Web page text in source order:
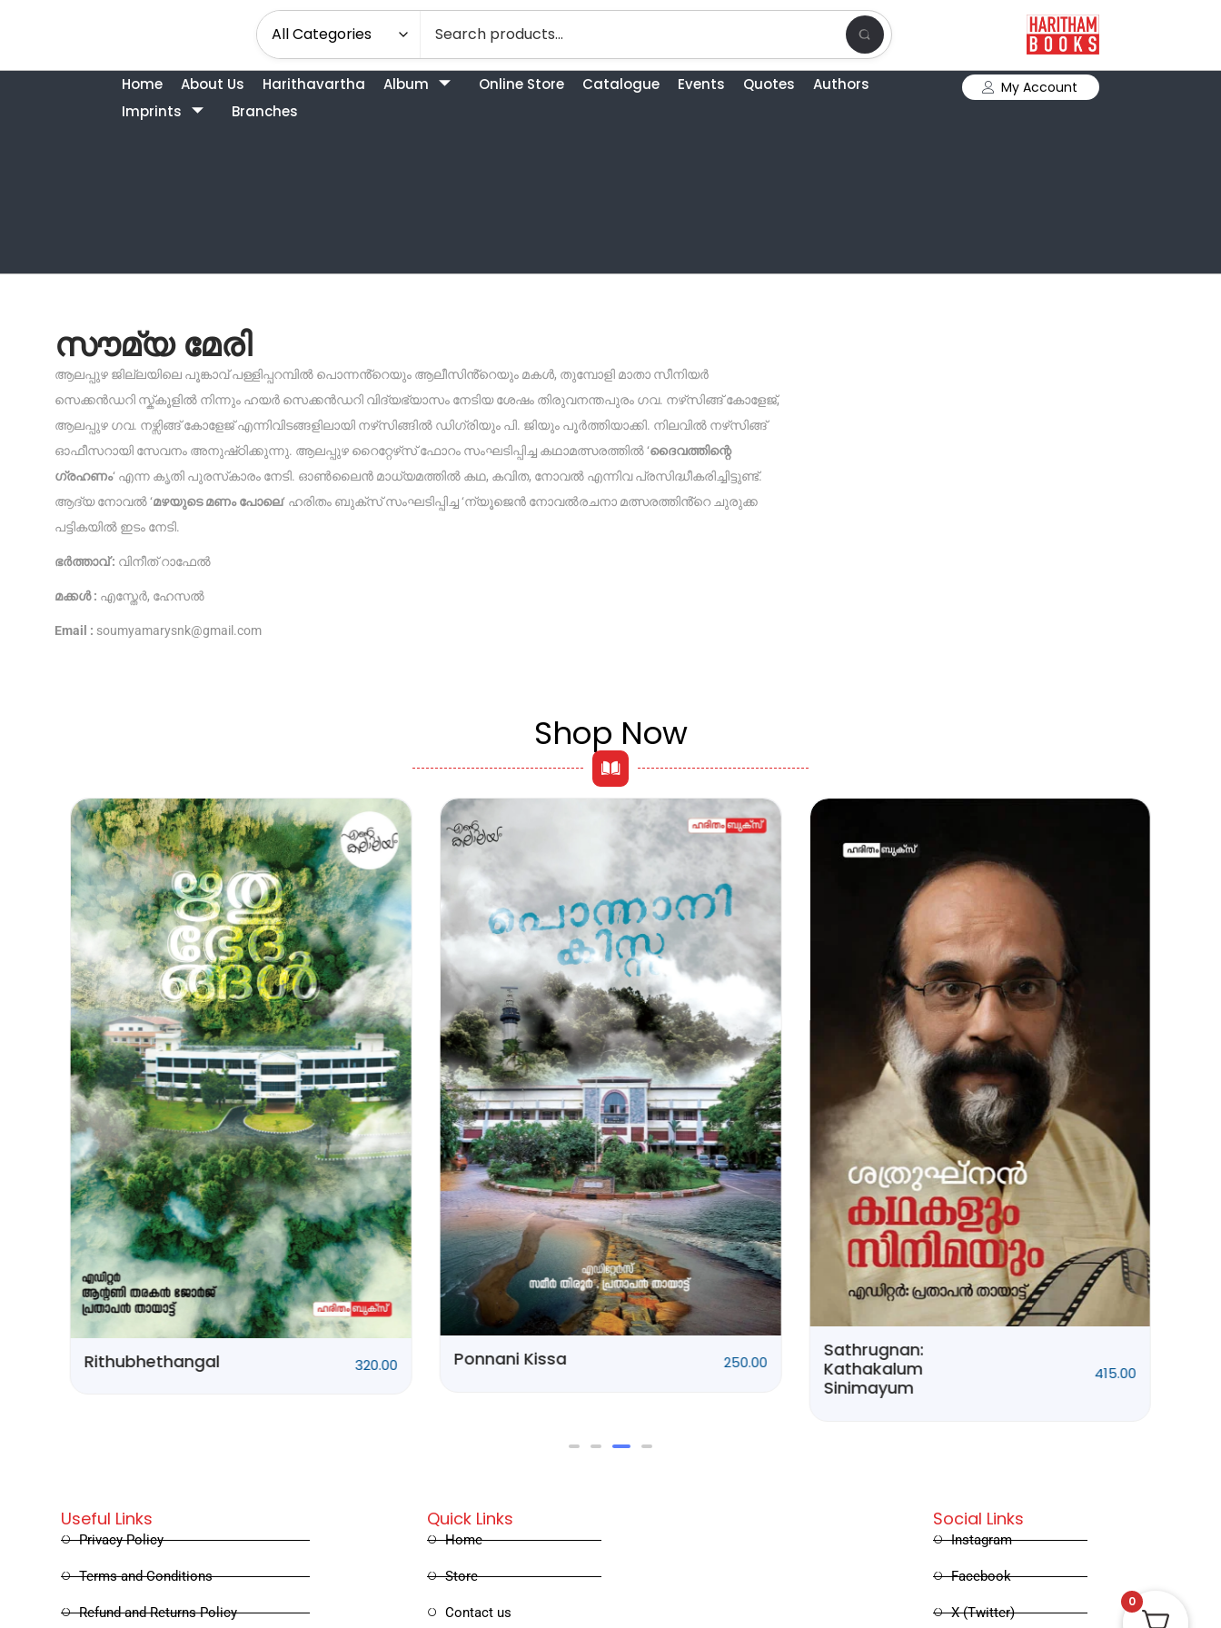
Home About Us Harithavartha Album Online Store Catalogue Events Quotes
Authors
Imprints
Branches
My Account
സൗമ്യ മേരി
ആലപ്പുഴ ജില്ലയിലെ പൂങ്കാവ് പള്ളിപ്പറമ്പിൽ പൊന്നൻ്റെയും ആലീസിൻ്റെയും മകൾ, തുമ്പോളി മാതാ സീനിയർ
സെക്കൻഡറി സ്ക്‌കൂളിൽ നിന്നും ഹയർ സെക്കൻഡറി വിദ്യഭ്യാസം നേടിയ ശേഷം തിരുവനന്തപുരം ഗവ. നഴ്‌സിങ്ങ് കോളേജ്,
ആലപ്പുഴ ഗവ. നഴ്സ‌ിങ്ങ് കോളേജ് എന്നിവിടങ്ങളിലായി നഴ്‌സിങ്ങിൽ ഡിഗ്രിയും പി. ജിയും പൂർത്തിയാക്കി. നിലവിൽ നഴ്‌സിങ്ങ്
ഓഫീസറായി സേവനം അനുഷ്‌ഠിക്കുന്നു. ആലപ്പുഴ റൈറ്റേഴ്‌സ് ഫോറം സംഘടിപ്പിച്ച കഥാമത്സരത്തിൽ ‘ദൈവത്തിന്റെ
ഗ്രഹണം‘ എന്ന കൃതി പുരസ്‌കാരം നേടി. ഓൺലൈൻ മാധ്യമത്തിൽ കഥ, കവിത, നോവൽ എന്നിവ പ്രസിദ്ധീകരിച്ചിട്ടുണ്ട്.
ആദ്യ നോവൽ ‘മഴയുടെ മണം പോലെ‘ ഹരിതം ബുക്സ‌് സംഘടിപ്പിച്ച ‘ന്യൂജെൻ നോവൽരചനാ മത്സരത്തിൻ്റെ ചുരുക്ക
പട്ടികയിൽ ഇടം നേടി.
ഭർത്താവ് : വിനീത് റാഫേൽ
മക്കൾ : എസ്തേർ, ഹേസൽ
Email : soumyamarysnk@gmail.com
Shop Now
Rithubhethangal 320.00 Ponnani Kissa 250.00
Sathrugnan:
Kathakalum
Sinimayum
415.00
Quick Links
Home
Store
Contact us
Useful Links
Privacy Policy
Terms and Conditions
Refund and Returns Policy
Social Links
Instagram
Facebook
X (Twitter)
0